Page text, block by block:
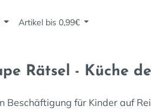
Artikel bis 0,99€
Rätsel - Küche
Beschäftigung für Kinder auf